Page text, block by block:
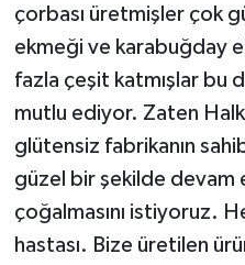
çorbası üretmişler çok
ekmeği ve karabuğday
fazla çeşit katmışlar bu
mutlu ediyor. Zaten Halk
glütensiz fabrikanın
güzel bir şekilde devam
çoğalmasını istiyoruz.
hastası. Bize üretilen